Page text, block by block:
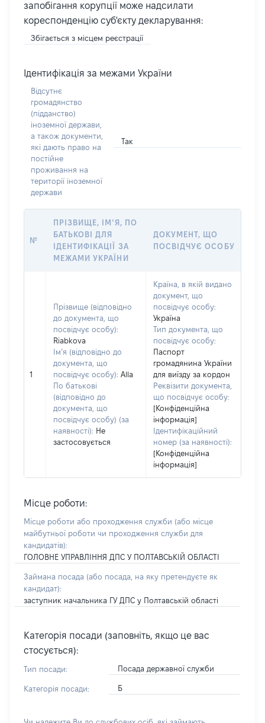
запобігання корупції може надсилати
кореспонденцію суб'єкту декларування:
Збігається з місцем реєстрації
Ідентифікація за межами України
Відсутнє
громадянство
(підданство)
іноземної держави,
а також документи,
які дають право на
постійне
проживання на
території іноземної
держави
Так
№
ПРІЗВИЩЕ, ІМ’Я, ПО
БАТЬКОВІ ДЛЯ
ІДЕНТИФІКАЦІЇ ЗА
МЕЖАМИ УКРАЇНИ
ДОКУМЕНТ, ЩО
ПОСВІДЧУЄ ОСОБУ
1
Прізвище (відповідно
до документа, що
посвідчує особу):
Riabkova
Ім’я (відповідно до
документа, що
посвідчує особу): Alla
По батькові
(відповідно до
документа, що
посвідчує особу) (за
наявності): Не
застосовується
Країна, в якій видано
документ, що
посвідчує особу:
Україна
Тип документа, що
посвідчує особу:
Паспорт
громадянина України
для виїзду за кордон
Реквізити документа,
що посвідчує особу:
[Конфіденційна
інформація]
Ідентифікаційний
номер (за наявності):
[Конфіденційна
інформація]
Місце роботи:
Місце роботи або проходження служби (або місце
майбутньої роботи чи проходження служби для
кандидатів):
ГОЛОВНЕ УПРАВЛІННЯ ДПС У ПОЛТАВСЬКІЙ ОБЛАСТІ
Займана посада (або посада, на яку претендуєте як
кандидат):
заступник начальника ГУ ДПС у Полтавській області
Категорія посади (заповніть, якщо це вас
стосується):
Тип посади: Посада державної служби
Категорія посади: Б